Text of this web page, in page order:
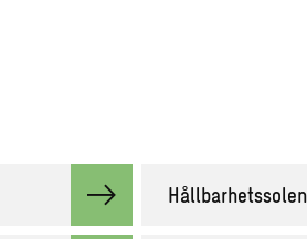
Hållbarhetssolen